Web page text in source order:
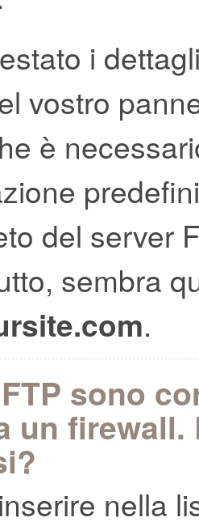
i
vostro
è
del server
sembra
.
sono
un firewall.
nella